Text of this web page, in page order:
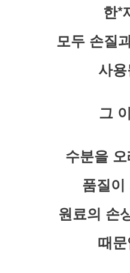
한*
모두 손질
사
그
수분을
품질
원료의 손
때